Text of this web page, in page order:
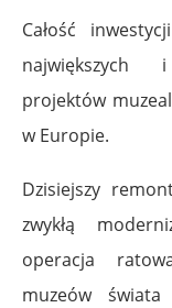
Całość
największych
projektów
w Europie.
Dzisiejszy
zwykłą
operacja
muzeów